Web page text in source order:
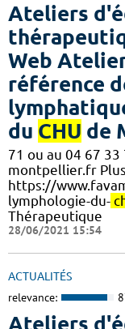
Ateliers
Web
référence
du CHU de
71 ou au 04 67 33
montpellier.fr
https://
lymphologie-du-
Thérapeutique
28/06/2021 15:54
ACTUALITÉS
relevance:
Ateliers